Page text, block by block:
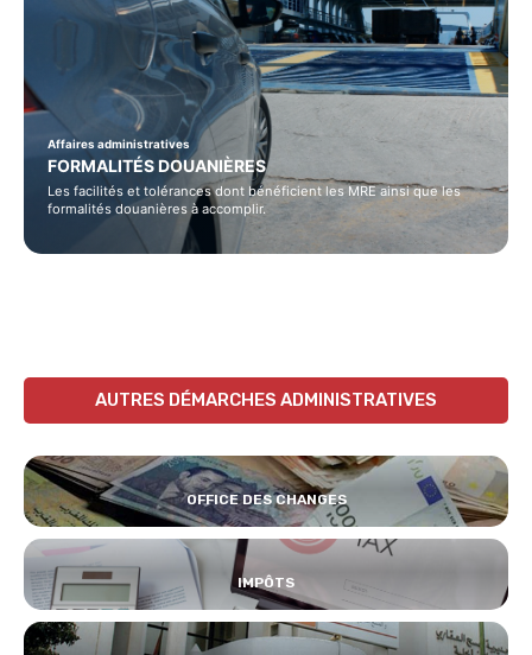
Affaires administratives
FORMALITÉS DOUANIÈRES
Les facilités et tolérances dont bénéficient les MRE ainsi que les
formalités douanières à accomplir.
AUTRES DÉMARCHES ADMINISTRATIVES
OFFICE DES CHANGES
IMPÔTS